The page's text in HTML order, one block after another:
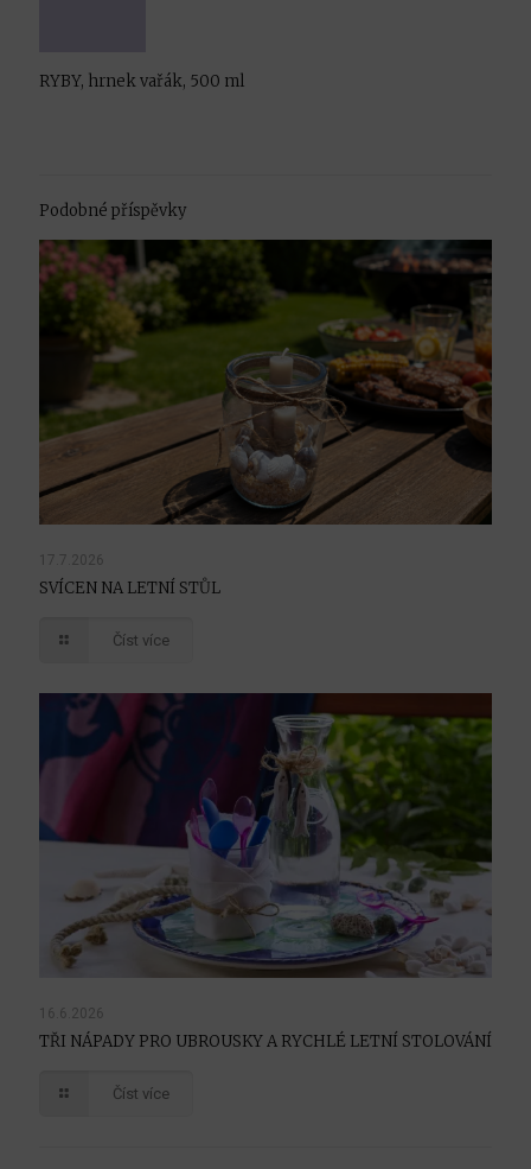
RYBY, hrnek vařák, 500 ml
Podobné příspěvky
17.7.2026
SVÍCEN NA LETNÍ STŮL
Číst více
16.6.2026
TŘI NÁPADY PRO UBROUSKY A RYCHLÉ LETNÍ STOLOVÁNÍ
Číst více